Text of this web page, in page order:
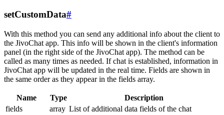
setCustomData#
With this method you can send any additional info about the client to
the JivoChat app. This info will be shown in the client's information
panel (in the right side of the JivoChat app). The method can be
called as many times as needed. If chat is established, information in
JivoChat app will be updated in the real time. Fields are shown in
the same order as they appear in the fields array.
Name Type
Description
fields
array List of additional data fields of the chat